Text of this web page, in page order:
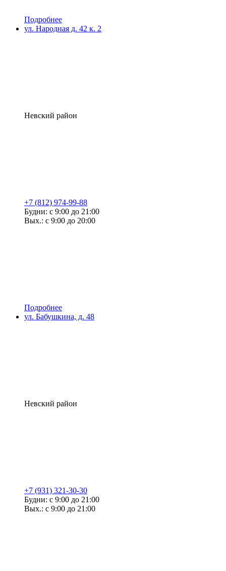
Подробнее
ул. Народная д. 42 к. 2
Невский район
+7 (812) 974-99-88
Будни: с 9:00 до 21:00
Вых.: с 9:00 до 20:00
Подробнее
ул. Бабушкина, д. 48
Невский район
+7 (931) 321-30-30
Будни: с 9:00 до 21:00
Вых.: с 9:00 до 21:00